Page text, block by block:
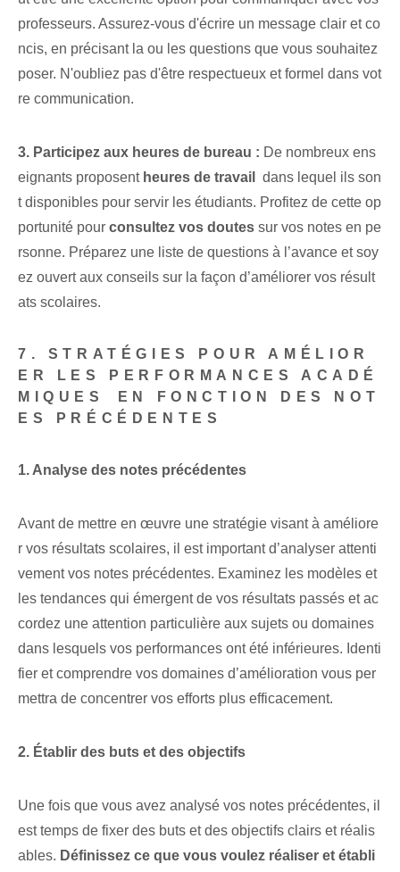
professeurs. Assurez-vous d'écrire un message clair et co
ncis, en précisant la ou les questions que vous souhaitez
poser.‌ N'oubliez pas d'être respectueux et formel dans vot
re communication.
3. Participez aux heures de bureau : ⁢De nombreux ens
eignants proposent heures de travail
‍ dans lequel ils son
t⁤ disponibles pour servir les étudiants. ⁢Profitez de ⁢cette op
portunité pour​ consultez vos doutes sur vos notes en pe
rsonne. Préparez une liste de questions à l’avance et soy
ez ouvert aux conseils sur la façon d’améliorer vos résult
ats scolaires.
7. STRATÉGIES POUR AMÉLIOR
ER LES PERFORMANCES ACADÉ
MIQUES⁤ EN FONCTION DES NOT
ES PRÉCÉDENTES
1. Analyse des notes précédentes
Avant de mettre en œuvre une stratégie visant à améliore
r vos résultats scolaires, il est important d’analyser attenti
vement vos notes précédentes. Examinez les modèles et
les tendances qui émergent de vos résultats passés et ac
cordez une attention particulière aux sujets ou domaines
dans lesquels vos performances ont été inférieures. Identi
fier et comprendre vos domaines d’amélioration vous per
mettra de concentrer vos efforts plus efficacement.
2. Établir des buts et des objectifs
Une fois que vous avez analysé vos notes précédentes, il
est temps de fixer des buts et des objectifs clairs et réalis
ables. Définissez ce que vous voulez réaliser⁤ et établi